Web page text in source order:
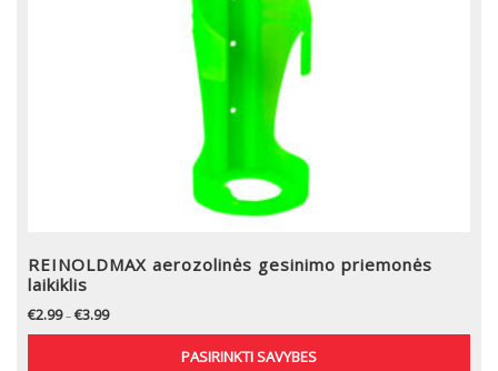
REINOLDMAX aerozolinės gesinimo priemonės
laikiklis
€2.99– €3.99
PASIRINKTI SAVYBES